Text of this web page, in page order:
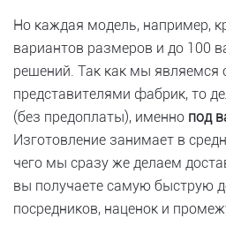
Но каждая модель, например,
вариантов размеров и до 100
решений. Так как мы
представителями фабрик, то
(без предоплаты), именно под
Изготовление занимает в
чего мы сразу же делаем
вы получаете самую быструю
посредников, наценок и